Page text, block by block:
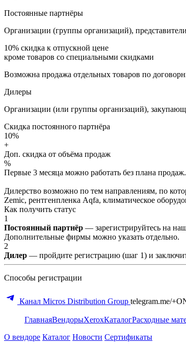
Постоянные партнёры
Организации (группы организаций),
10% скидка к отпускной цене
кроме товаров со специальными скидками
Возможна продажа отдельных товаров по
Дилеры
Организации (или группы организаций),
Скидка постоянного партнёра
10%
+
Доп. скидка от объёма продаж
%
Первые 3 месяца можно работать без плана
Дилерство возможно по тем направлениям, по
Zemic, рентгенпленка Aqfa, климатическое
Как получить статус
1
Постоянный партнёр — зарегистрируйтесь на
Дополнительные фирмы можно указать отдельно.
2
Дилер — пройдите регистрацию (шаг 1) и
Способы регистрации
Канал Micros Distribution Group telegram.me/
ГлавнаяВендорыXeroxКаталогРасходные
О вендоре Каталог Новости Сертификаты